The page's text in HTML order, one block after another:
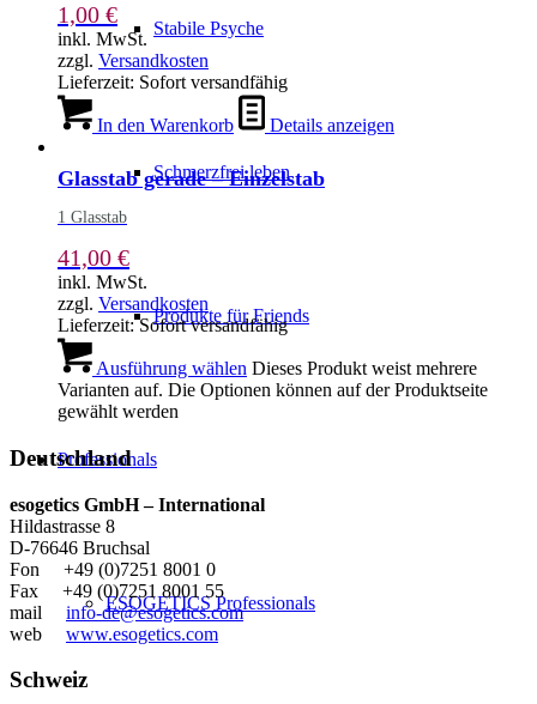
Stabile Psyche
Schmerzfrei leben
Produkte für Friends
Professionals
ESOGETICS Professionals
1,00 €
inkl. MwSt.
zzgl. Versandkosten
Lieferzeit: Sofort versandfähig
In den Warenkorb Details anzeigen
Glasstab gerade – Einzelstab
1 Glasstab
41,00 €
inkl. MwSt.
zzgl. Versandkosten
Lieferzeit:Sofort versandfähig
Ausführung wählen Dieses Produkt weist mehrere
Varianten auf. Die Optionen können auf der Produktseite
gewählt werden
Deutschland
esogetics GmbH – International
Hildastrasse 8
D-76646 Bruchsal
Fon +49 (0)7251 8001 0
Fax +49 (0)7251 8001 55
mail info-de@esogetics.com
web www.esogetics.com
Schweiz